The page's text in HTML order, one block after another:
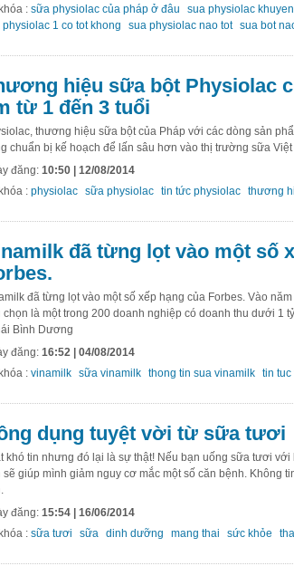
: sữa physiolac của pháp ở đâu
sua physiolac
physiolac 1 co tot khong
sua physiolac nao tot sua bot
hiệu sữa bột Physiolac
từ 1 đến 3 tuổi
thương hiệu sữa bột của Pháp với các dòng sản
chuẩn bị kế hoạch để lấn sâu hơn vào thị trường sữa Việt
đăng: 10:50 | 12/08/2014
: physiolac sữa physiolac tin tức physiolac thương
đã từng lọt vào một số
đã từng lọt vào một số xếp hạng của Forbes. Vào
chọn là một trong 200 doanh nghiệp có doanh thu dưới 1
Bình Dương
đăng: 16:52 | 04/08/2014
: vinamilk sữa vinamilk thong tin sua vinamilk tin
dụng tuyệt vời từ sữa tươi
khó tin nhưng đó lại là sự thật! Nếu bạn uống sữa tươi
sẽ giúp mình giảm nguy cơ mắc một số căn bệnh. Không
đăng: 15:54 | 16/06/2014
: sữa tươi sữa dinh dưỡng mang thai sức khỏe